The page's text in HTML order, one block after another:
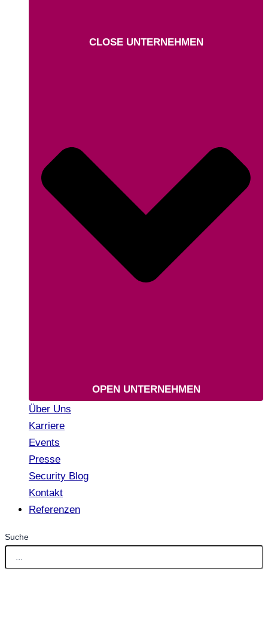
CLOSE UNTERNEHMEN
OPEN UNTERNEHMEN
Über Uns
Karriere
Events
Presse
Security Blog
Kontakt
Referenzen
Suche